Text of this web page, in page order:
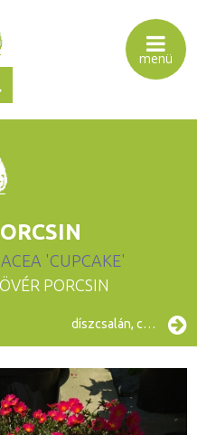
'CUPCAKE'
PORCSIN
díszcsalán, coleus